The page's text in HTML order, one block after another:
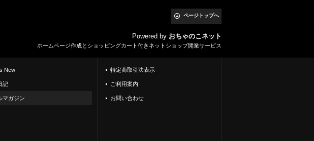
ページトップへ
Powered by おちゃのこネット
ホームページ作成とショッピングカート付きネットショップ開業サービス
New
記
マガジン
特定商取引法表示
ご利用案内
お問い合わせ